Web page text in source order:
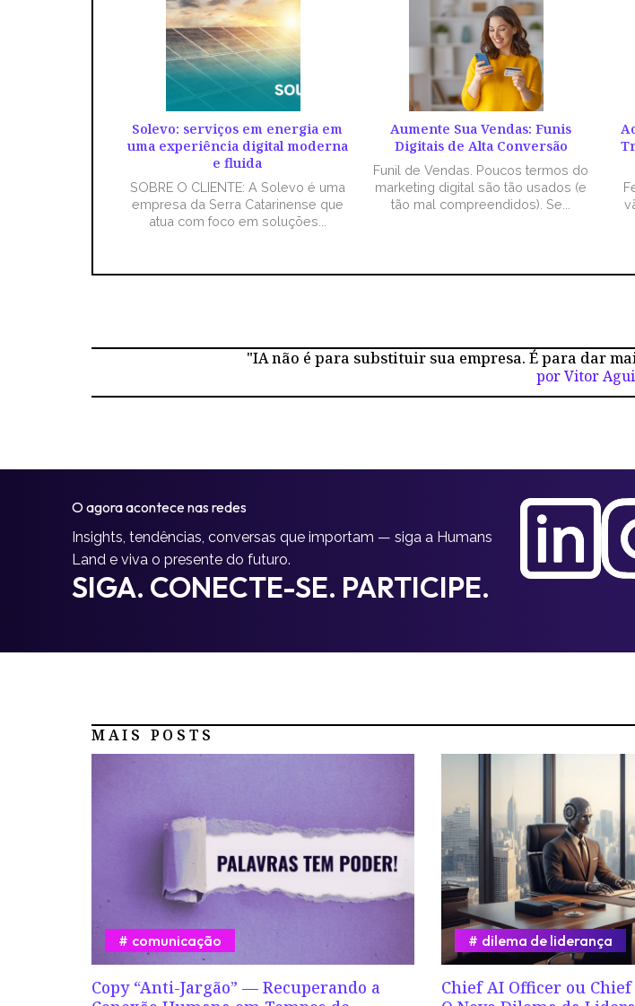
Solevo: serviços em energia em
uma experiência digital moderna
e fluida
SOBRE O CLIENTE: A Solevo é uma
empresa da Serra Catarinense que
atua com foco em soluções...
Aumente Sua Vendas: Funis
Digitais de Alta Conversão
Funil de Vendas. Poucos termos do
marketing digital são tão usados (e
tão mal compreendidos). Se...
"IA não é para substituir sua empresa. É para dar
por Vitor
O agora acontece nas redes
Insights, tendências, conversas que importam — siga a Humans
Land e viva o presente do futuro.
SIGA. CONECTE-SE. PARTICIPE.
MAIS POSTS
Copy “Anti-Jargão” — Recuperando a
comunicação
Chief AI Officer ou
dilema de liderança